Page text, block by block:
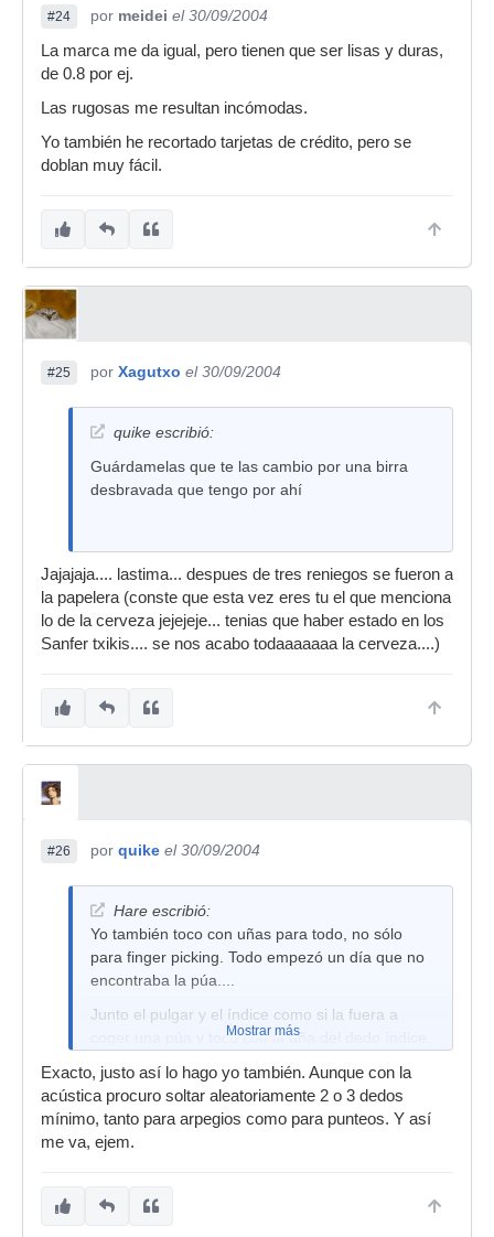
#24 por meidei el 30/09/2004
La marca me da igual, pero tienen que ser lisas y duras,
de 0.8 por ej.
Las rugosas me resultan incómodas.
Yo también he recortado tarjetas de crédito, pero se
doblan muy fácil.
#25 por Xagutxo el 30/09/2004
quike escribió:
Guárdamelas que te las cambio por una birra
desbravada que tengo por ahí
Jajajaja.... lastima... despues de tres reniegos se fueron a
la papelera (conste que esta vez eres tu el que menciona
lo de la cerveza jejejeje... tenias que haber estado en los
Sanfer txikis.... se nos acabo todaaaaaaa la cerveza....)
#26 por quike el 30/09/2004
Hare escribió:
Yo también toco con uñas para todo, no sólo
para finger picking. Todo empezó un día que no
encontraba la púa....
Junto el pulgar y el índice como si la fuera a
coger una púa y toco con la uña del dedo índice.
eléctricas...
Un saludo,
Hare
Mostrar más
Exacto, justo así lo hago yo también. Aunque con la
acústica procuro soltar aleatoriamente 2 o 3 dedos
mínimo, tanto para arpegios como para punteos. Y así
me va, ejem.